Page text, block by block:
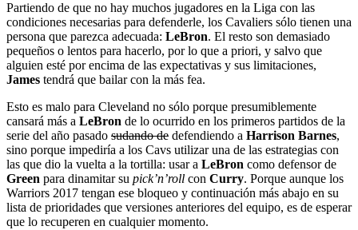
Partiendo de que no hay muchos jugadores en la Liga con las
condiciones necesarias para defenderle, los Cavaliers sólo tienen una
persona que parezca adecuada: LeBron. El resto son demasiado
pequeños o lentos para hacerlo, por lo que a priori, y salvo que
alguien esté por encima de las expectativas y sus limitaciones,
James tendrá que bailar con la más fea.
Esto es malo para Cleveland no sólo porque presumiblemente
cansará más a LeBron de lo ocurrido en los primeros partidos de la
serie del año pasado sudando de defendiendo a Harrison Barnes,
sino porque impediría a los Cavs utilizar una de las estrategias con
las que dio la vuelta a la tortilla: usar a LeBron como defensor de
Green para dinamitar su pick’n’roll con Curry. Porque aunque los
Warriors 2017 tengan ese bloqueo y continuación más abajo en su
lista de prioridades que versiones anteriores del equipo, es de esperar
que lo recuperen en cualquier momento.